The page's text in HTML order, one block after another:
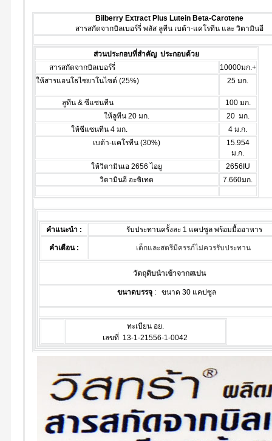
Bilberry Extract Plus Lutein Beta-Carotene
สารสกัดจากบิลเบอร์รี่ พลัส ลูทีน เบต้า-แคโรทีน และ วิตามินอี
ส่วนประกอบที่สำคัญ ประกอบด้วย
สารสกัดจากบิลเบอร์รี่
10000มก.+
ให้สารแอนโธไซยาโนไซด์ (25%)
25 มก.
ลูทีน & ซีแซนทีน
100 มก.
ให้ลูทีน 20 มก.
20 มก.
ให้ซีแซนทีน 4 มก.
4 ม.ก.
เบต้า-แคโรทีน (30%)
15.954
ม.ก.
ให้วิตามินเอ 2656 ไอยู
2656IU
วิตามินอี อะซิเทต
7.660มก.
คำแนะนำ : รับประทานครั้งละ 1 แคปซูล พร้อมมื้ออาหาร
คำเตือน : เด็กและสตรีมีครรภ์ไม่ควรรับประทาน
วัตถุดิบนำเข้าจากสเปน
ขนาดบรรจุ : ขนาด 30 แคปซูล
ทะเบียน อย.
เลขที่ 13-1-21556-1-0042